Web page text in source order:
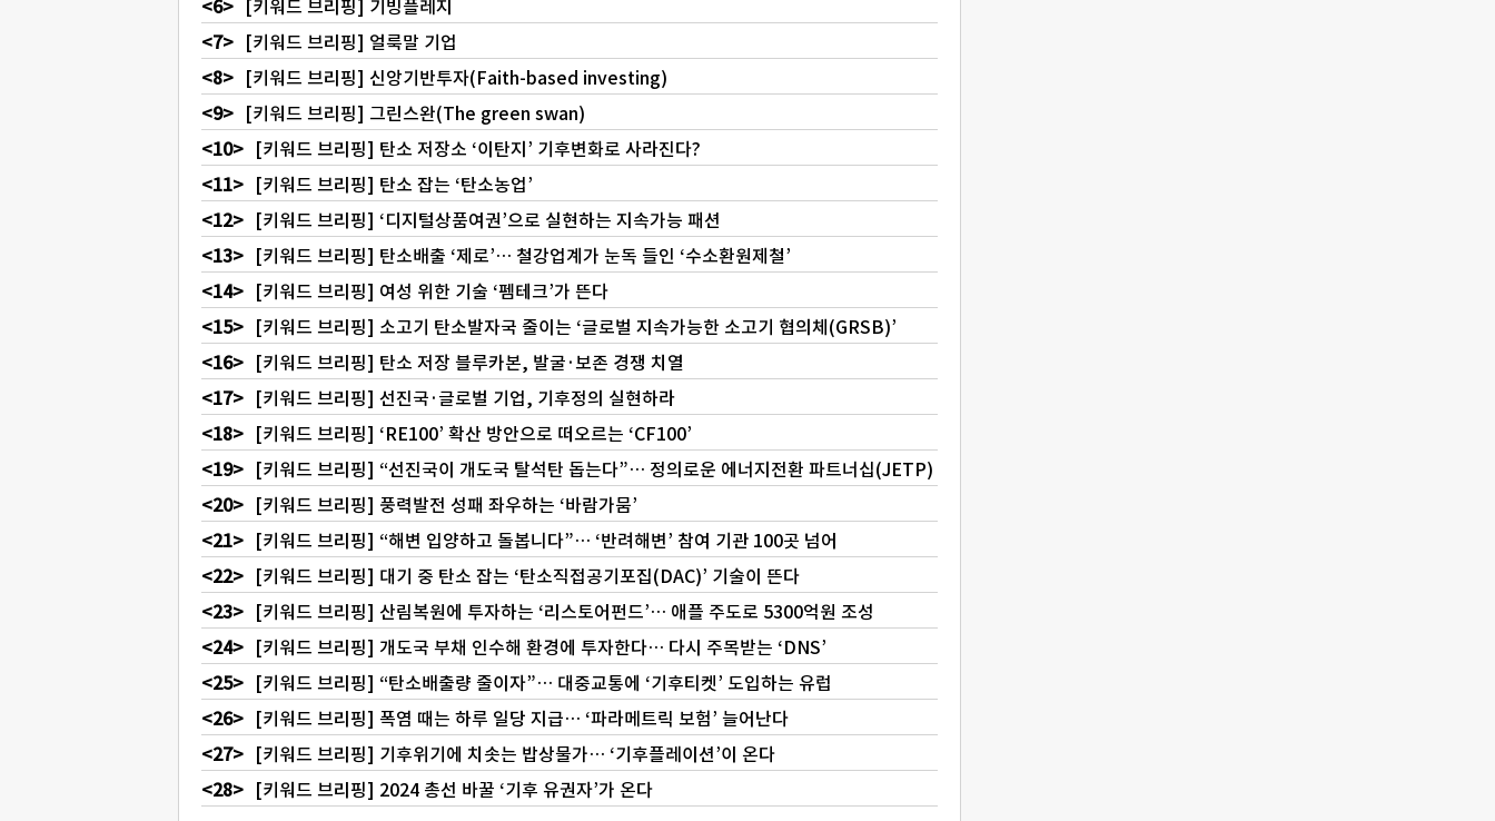
[키워드 브리핑] 기빙플레지
[키워드 브리핑] 얼룩말 기업
[키워드 브리핑] 신앙기반투자(Faith-based investing)
[키워드 브리핑] 그린스완(The green swan)
[키워드 브리핑] 탄소 저장소 ‘이탄지’ 기후변화로 사라진다?
[키워드 브리핑] 탄소 잡는 ‘탄소농업’
[키워드 브리핑] ‘디지털상품여권’으로 실현하는 지속가능 패션
[키워드 브리핑] 탄소배출 ‘제로’… 철강업계가 눈독 들인 ‘수소환원제철’
[키워드 브리핑] 여성 위한 기술 ‘펨테크’가 뜬다
[키워드 브리핑] 소고기 탄소발자국 줄이는 ‘글로벌 지속가능한 소고기 협의체(GRSB)’
[키워드 브리핑] 탄소 저장 블루카본, 발굴·보존 경쟁 치열
[키워드 브리핑] 선진국·글로벌 기업, 기후정의 실현하라
[키워드 브리핑] ‘RE100’ 확산 방안으로 떠오르는 ‘CF100’
[키워드 브리핑] “선진국이 개도국 탈석탄 돕는다”… 정의로운 에너지전환 파트너십(JETP)
[키워드 브리핑] 풍력발전 성패 좌우하는 ‘바람가뭄’
[키워드 브리핑] “해변 입양하고 돌봅니다”… ‘반려해변’ 참여 기관 100곳 넘어
[키워드 브리핑] 대기 중 탄소 잡는 ‘탄소직접공기포집(DAC)’ 기술이 뜬다
[키워드 브리핑] 산림복원에 투자하는 ‘리스토어펀드’… 애플 주도로 5300억원 조성
[키워드 브리핑] 개도국 부채 인수해 환경에 투자한다… 다시 주목받는 ‘DNS’
[키워드 브리핑] “탄소배출량 줄이자”… 대중교통에 ‘기후티켓’ 도입하는 유럽
[키워드 브리핑] 폭염 때는 하루 일당 지급… ‘파라메트릭 보험’ 늘어난다
[키워드 브리핑] 기후위기에 치솟는 밥상물가… ‘기후플레이션’이 온다
[키워드 브리핑] 2024 총선 바꿀 ‘기후 유권자’가 온다